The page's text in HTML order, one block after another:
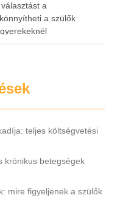
a
a szülők
is
teljes költségvetési
krónikus betegségek
mire figyeljenek a szülők